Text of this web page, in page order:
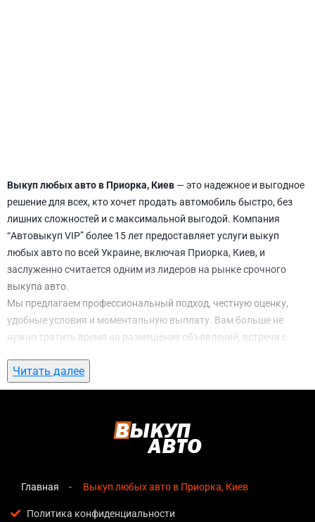
Выкуп любых авто в Приорка, Киев — это надежное и выгодное
решение для всех, кто хочет продать автомобиль быстро, без
лишних сложностей и с максимальной выгодой. Компания
“Автовыкуп VIP” более 15 лет предоставляет услуги выкуп
любых авто по всей Украине, включая Приорка, Киев, и
заслуженно считается одним из лидеров на рынке срочного
выкупа авто.
Мы предлагаем профессиональный подход, честную оценку,
удобные условия и моментальную выплату. Вам больше не
нужно тратить время на размещение объявлений, встречи с
ожидание. С нами вы можете
Киеввсего за 1 день.
любых авто в Приорка, Киев
озвучивается сразу после обращения, без скрытых
Прозрачные условия— все этапы сделки полностью
Читать далее
Главная Выкуп любых авто в Приорка, Киев
Политика конфиденциальности